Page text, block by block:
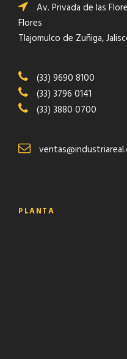
Av. Privada de las
Flores
Tlajomulco de Zuñiga,
(33) 9690 8100
(33) 3796 0141
(33) 3880 0700
PLANTA